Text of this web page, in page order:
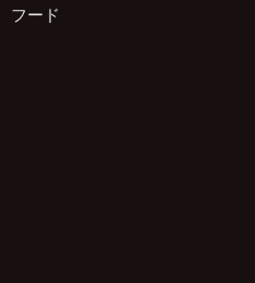
フード